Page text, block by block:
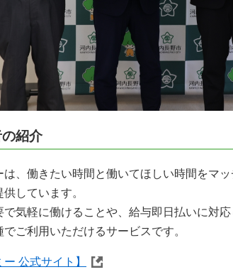
紹介
、働きたい時間と働いてほしい時間をマ
しています。
気軽に働けることや、給与即日払いに対
ご利用いただけるサービスです。
公式サイト】